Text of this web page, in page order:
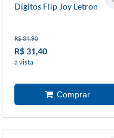
Dígitos Flip Joy Letron
R$ 34,90
R$ 31,40
à vista